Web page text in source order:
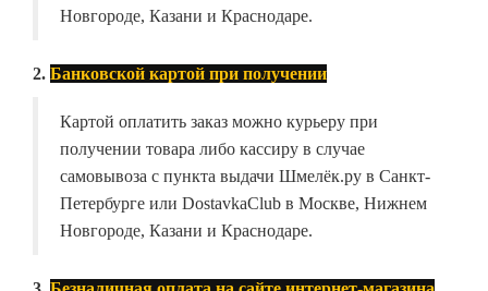
Новгороде, Казани и Краснодаре.
2. Банковской картой при получении
Картой оплатить заказ можно курьеру при
получении товара либо кассиру в случае
самовывоза с пункта выдачи Шмелёк.ру в Санкт-
Петербурге или DostavkaClub в Москве, Нижнем
Новгороде, Казани и Краснодаре.